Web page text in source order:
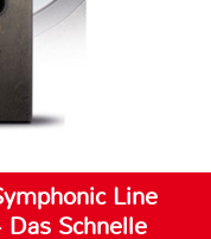
Line
Schnelle